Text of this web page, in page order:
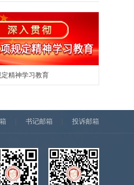
精神学习教育
书记邮箱 投诉邮箱